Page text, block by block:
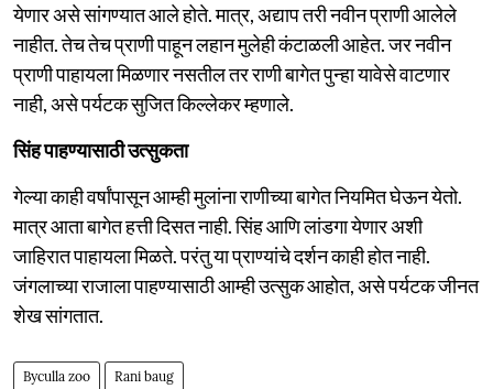
येणार असे सांगण्यात आले होते. मात्र, अद्याप तरी नवीन प्राणी आलेले
नाहीत. तेच तेच प्राणी पाहून लहान मुलेही कंटाळली आहेत. जर नवीन
प्राणी पाहायला मिळणार नसतील तर राणी बागेत पुन्हा यावेसे वाटणार
नाही, असे पर्यटक सुजित किल्लेकर म्हणाले.
सिंह पाहण्यासाठी उत्सुकता
गेल्या काही वर्षांपासून आम्ही मुलांना राणीच्या बागेत नियमित घेऊन येतो.
मात्र आता बागेत हत्ती दिसत नाही. सिंह आणि लांडगा येणार अशी
जाहिरात पाहायला मिळते. परंतु या प्राण्यांचे दर्शन काही होत नाही.
जंगलाच्या राजाला पाहण्यासाठी आम्ही उत्सुक आहोत, असे पर्यटक जीनत
शेख सांगतात.
Byculla zoo Rani baug